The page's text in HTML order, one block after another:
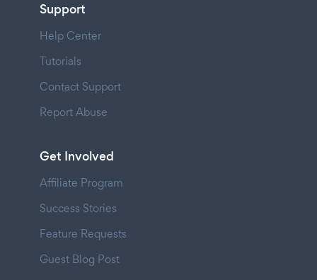
Support
Help Center
Tutorials
Contact Support
Report Abuse
Get Involved
Affiliate Program
Success Stories
Feature Requests
Guest Blog Post